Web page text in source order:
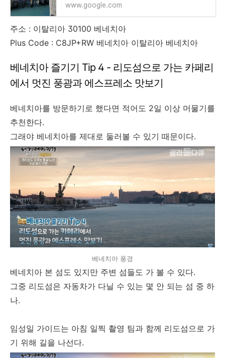
www.google.com
주소 : 이탈리아 30100 베네치아
Plus Code : C8JP+RW 베네치아 이탈리아 베네치아
베네치아 즐기기 Tip 4 - 리도섬으로 가는 카페리
에서 멋진 풍광과 에스프레소 맛보기
베네치아를 방문하기로 했다면 적어도 2일 이상 머물기를
추천한다.
그래야 베네치아를 제대로 둘러볼 수 있기 때문이다.
베네치아 풍경
베네치아 본 섬도 있지만 주변 섬들도 가 볼 수 있다.
그중 리도섬은 자동차가 다닐 수 있는 몇 안 되는 섬 중 하
나.
임성일 가이드는 아침 일찍 촬영 팀과 함께 리도섬으로 가
기 위해 길을 나선다.